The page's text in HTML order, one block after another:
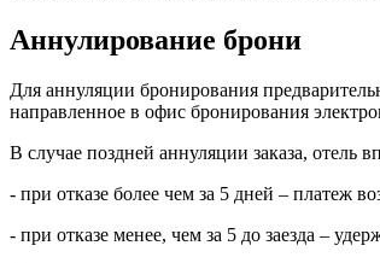
Аннулирование брони
Для аннуляции бронирования
направленное в офис бронирования
В случае поздней аннуляции заказа, отель
- при отказе более чем за 5 дней – платеж
- при отказе менее, чем за 5 до заезда –